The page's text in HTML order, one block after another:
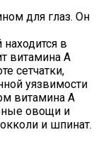
для глаз. Он
в
витамина А
сетчатки,
уязвимости
витамина А
овощи и
и шпинат.